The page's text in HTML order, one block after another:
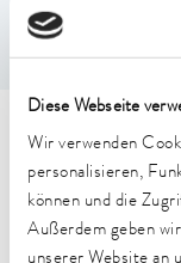
Diese Webseite
Wir verwenden
personalisieren,
können und die
Außerdem geben
DIN